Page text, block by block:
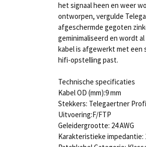
het signaal heen en weer
ontworpen, vergulde
afgeschermde gegoten
geminimaliseerd en wordt
kabel is afgewerkt met een
hifi-opstelling past.
Technische specificaties
Kabel OD (mm):9 mm
Stekkers: Telegaertner
Uitvoering:F/FTP
Geleidergrootte: 24 AWG
Karakteristieke impedantie: